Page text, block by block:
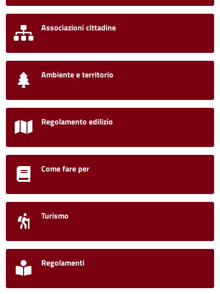
Associazioni cittadine
Ambiente e territorio
Regolamento edilizio
Come fare per
Turismo
Regolamenti